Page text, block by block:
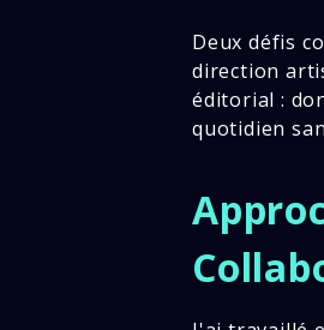
Deux défis
direction
éditorial :
quotidien